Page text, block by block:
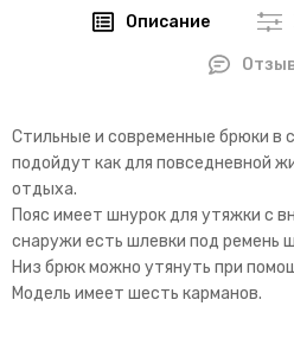
Описание
Стильные и современные брюки в
подойдут как для повседневной
отдыха.
Пояс имеет шнурок для утяжки с
снаружи есть шлевки под ремень
Низ брюк можно утянуть при
Модель имеет шесть карманов.